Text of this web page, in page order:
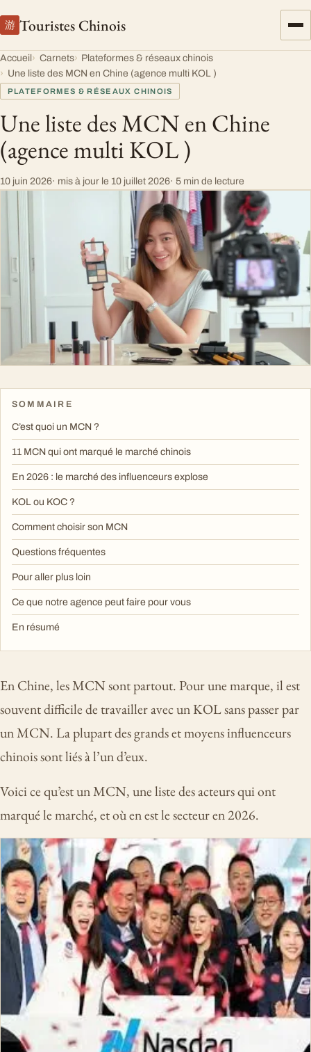
游 Touristes Chinois
Accueil Carnets
Plateformes & réseaux chinois
Une liste des MCN en Chine (agence multi KOL )
PLATEFORMES & RÉSEAUX CHINOIS
Une liste des MCN en Chine
(agence multi KOL )
10 juin 2026· mis à jour le 10 juillet 2026· 5 min de lecture
SOMMAIRE
C’est quoi un MCN ?
11 MCN qui ont marqué le marché chinois
En 2026 : le marché des influenceurs explose
KOL ou KOC ?
Comment choisir son MCN
Questions fréquentes
Pour aller plus loin
Ce que notre agence peut faire pour vous
En résumé
En Chine, les MCN sont partout. Pour une marque, il est
souvent difficile de travailler avec un KOL sans passer par
un MCN. La plupart des grands et moyens influenceurs
chinois sont liés à l’un d’eux.
Voici ce qu’est un MCN, une liste des acteurs qui ont
marqué le marché, et où en est le secteur en 2026.